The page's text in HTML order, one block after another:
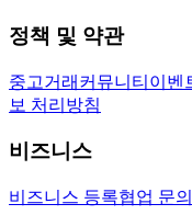
정책 및 약관
중고거래 커뮤니티 이벤
보 처리방침
비즈니스
비즈니스 등록협업 문의